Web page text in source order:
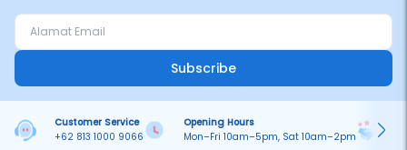
Subscribe
Customer Service
+62 813 1000 9066
Opening Hours
Mon–Fri 10am–5pm, Sat 10am–2pm